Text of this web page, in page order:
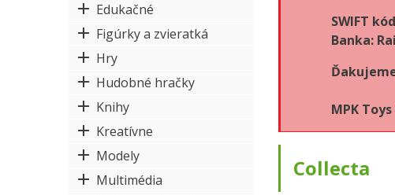
Edukačné
Figúrky a zvieratká
Hry
Hudobné hračky
Knihy
Kreatívne
Modely
Multimédia
SWIFT
Banka:
MPK
Collecta